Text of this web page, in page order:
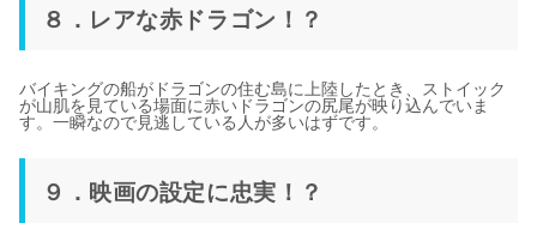
８．レアな赤ドラゴン！？
バイキングの船がドラゴンの住む島に上陸したとき、ストイック
が山肌を見ている場面に赤いドラゴンの尻尾が映り込んでいま
す。一瞬なので見逃している人が多いはずです。
９．映画の設定に忠実！？